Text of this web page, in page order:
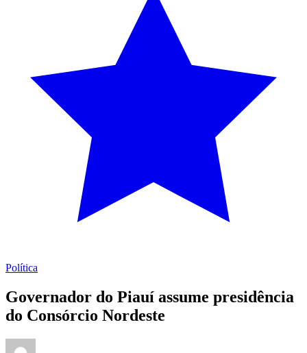
Política
Governador do Piauí assume presidência
do Consórcio Nordeste